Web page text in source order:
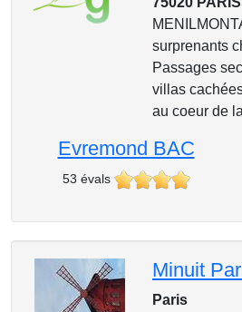
surprenants
Passages
villas
au coeur de
Evremond BAC
53 évals
Paris